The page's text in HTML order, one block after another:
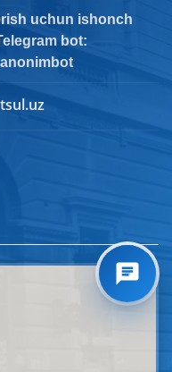
uchun ishonch
bot: